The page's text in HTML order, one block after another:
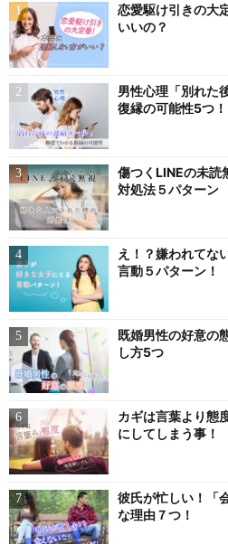
恋愛駆け引きの大
いいの？
男性心理「別れた
復縁の可能性5つ！
傷つくLINEの未読
対処法５パターン
え！？嫌われてな
言動５パターン！
既婚男性の好意の
し方5つ
カギは言葉より態
にしてしまう事！
彼氏が忙しい！「
な理由７つ！